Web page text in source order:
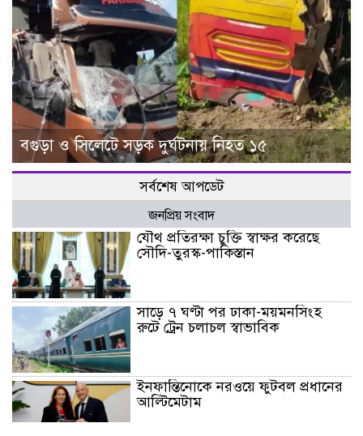
বগুড়া ও সিলেটে সড়ক দুর্ঘটনায় নিহত ১৫
সর্বশেষ আপডেট
জনপ্রিয় সংবাদ
যৌথ প্রতিরক্ষা চুক্তি স্বাক্ষর করেছে
সৌদি-তুরস্ক-পাকিস্তান
সাড়ে ৭ ঘণ্টা পর ঢাকা-ময়মনসিংহ
রুটে ট্রেন চলাচল স্বাভাবিক
ইনফান্তিনোকে নরওয়ে ফুটবল প্রধানের
আল্টিমেটাম